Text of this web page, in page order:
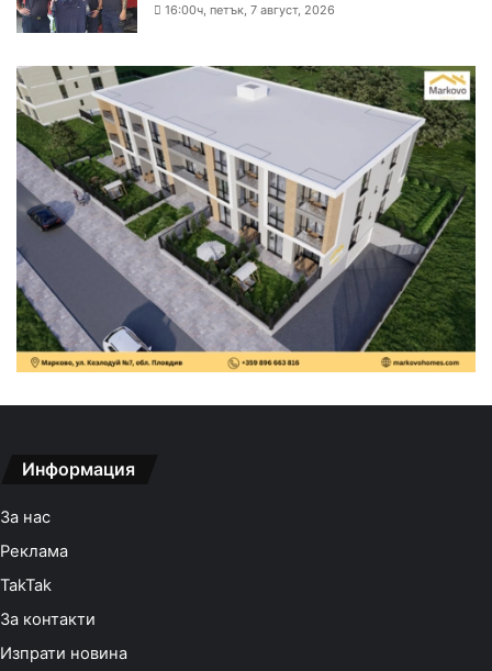
16:00ч, петък, 7 август, 2026
Информация
За нас
Реклама
TakTak
За контакти
Изпрати новина